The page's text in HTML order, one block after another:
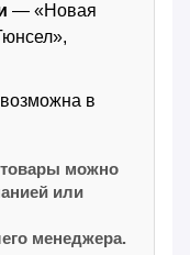
— «Новая
в
можно
или
менеджера.